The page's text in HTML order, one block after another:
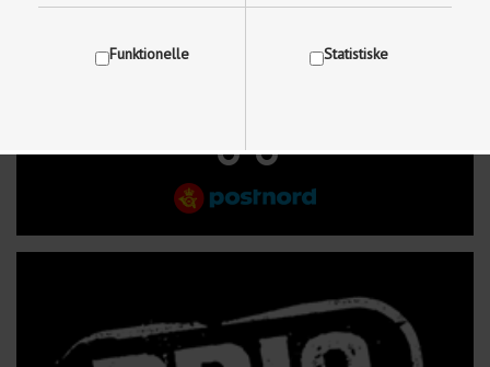
Funktionelle Statistiske
FRI FRAGT VED KØB OVER 499 kr.